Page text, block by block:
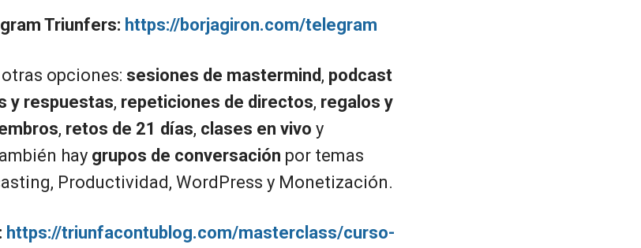
Triunfers: https://borjagiron.com/telegram
opciones: sesiones de mastermind , podcast
y respuestas, repeticiones de directos, regalos y
, retos de 21 días, clases en vivo y
hay grupos de conversación por temas
Productividad, WordPress y Monetización.
https://triunfacontublog.com/masterclass/curso-